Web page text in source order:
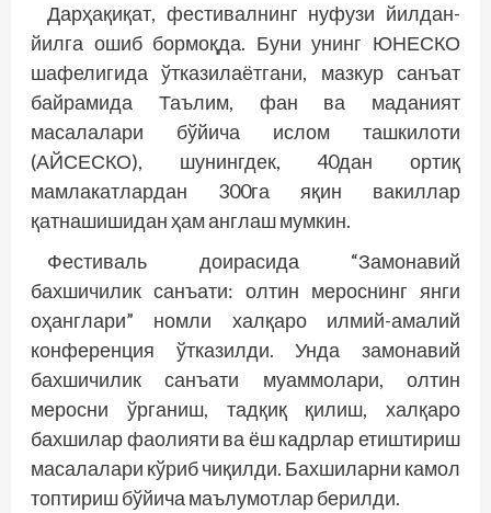
Дарҳақиқат, фестивалнинг нуфузи йилдан-
йилга ошиб бормоқда. Буни унинг ЮНЕСКО
шафелигида ўтказилаётгани, мазкур санъат
байрамида Таълим, фан ва маданият
масалалари бўйича ислом ташкилоти
(АЙСЕСКО), шунингдек, 40дан ортиқ
мамлакатлардан 300га яқин вакиллар
қатнашишидан ҳам англаш мумкин.
Фестиваль доирасида “Замонавий
бахшичилик санъати: олтин мероснинг янги
оҳанглари” номли халқаро илмий-­амалий
конференция ўтказилди. Унда замонавий
бахшичилик санъати муаммолари, олтин
меросни ўрганиш, тадқиқ қилиш, халқаро
бахшилар фаолияти ва ёш кадрлар етиштириш
масалалари кўриб чиқилди. Бахшиларни камол
топтириш бўйича маълумотлар берилди.